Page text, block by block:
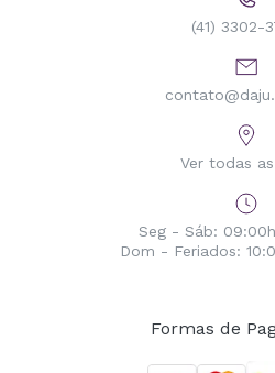
(41) 3302-
Ver todas
Seg - Sáb:
Dom - Feriados:
Formas de